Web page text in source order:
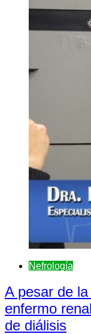
Nefrologí­a
A pesar de
enfermo
de diálisis